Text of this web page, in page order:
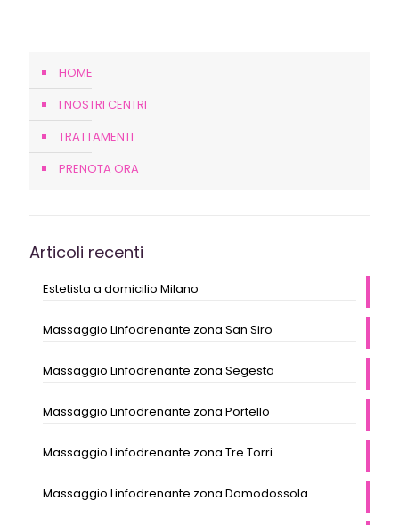
HOME
I NOSTRI CENTRI
TRATTAMENTI
PRENOTA ORA
Articoli recenti
Estetista a domicilio Milano
Massaggio Linfodrenante zona San Siro
Massaggio Linfodrenante zona Segesta
Massaggio Linfodrenante zona Portello
Massaggio Linfodrenante zona Tre Torri
Massaggio Linfodrenante zona Domodossola